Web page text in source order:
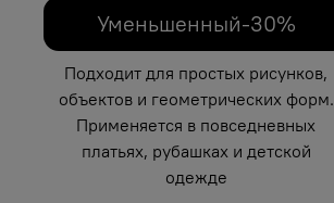
Уменьшенный-30%
Подходит для простых рисунков,
объектов и геометрических форм.
Применяется в повседневных
платьях, рубашках и детской
одежде